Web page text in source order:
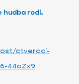
hudba rodí.
ctveraci-
44oZx9